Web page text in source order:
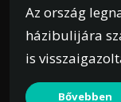
Az ország
házibulijára
is
Bővebben